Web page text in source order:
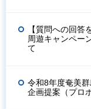
【質問への回
周遊キャンペー
て
令和8年度奄美
企画提案（プロ